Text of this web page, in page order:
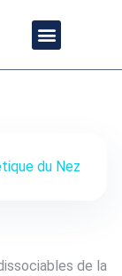
Nez
du Nez
de la